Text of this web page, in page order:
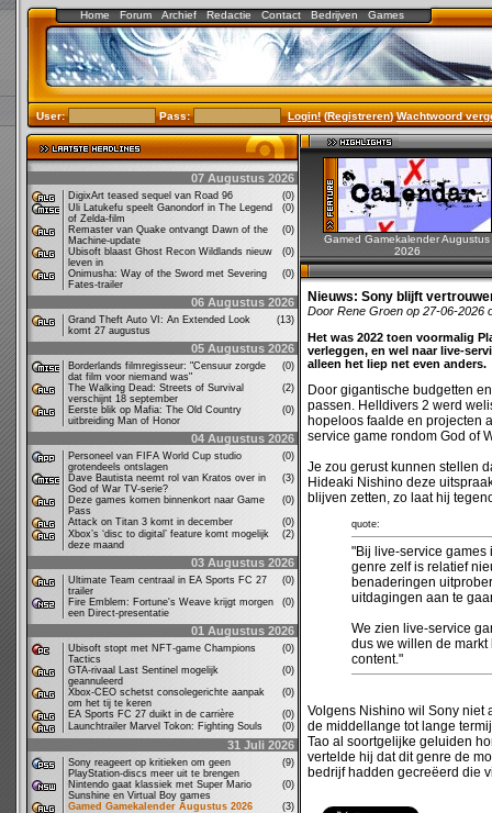
Home Forum Archief Redactie Contact Bedrijven Games
User: Pass: Login!(Registreren)Wachtwoord
07 Augustus 2026
DigixArt teased sequel van Road 96
(0)
Uli Latukefu speelt Ganondorf in The Legend
of Zelda-film
(0)
Remaster van Quake ontvangt Dawn of the
Machine-update
(0)
Ubisoft blaast Ghost Recon Wildlands nieuw
leven in
(0)
Onimusha: Way of the Sword met Severing
Fates-trailer
(0)
06 Augustus 2026
Grand Theft Auto VI: An Extended Look
komt 27 augustus
(13)
05 Augustus 2026
Borderlands filmregisseur: "Censuur zorgde
dat film voor niemand was"
(0)
The Walking Dead: Streets of Survival
verschijnt 18 september
(2)
Eerste blik op Mafia: The Old Country
uitbreiding Man of Honor
(0)
04 Augustus 2026
Personeel van FIFA World Cup studio
grotendeels ontslagen
(0)
Dave Bautista neemt rol van Kratos over in
God of War TV-serie?
(3)
Deze games komen binnenkort naar Game
Pass
(0)
Attack on Titan 3 komt in december
(0)
Xbox’s ‘disc to digital’ feature komt mogelijk
deze maand
(2)
03 Augustus 2026
Ultimate Team centraal in EA Sports FC 27
trailer
(0)
Fire Emblem: Fortune's Weave krijgt morgen
een Direct-presentatie
(0)
01 Augustus 2026
Ubisoft stopt met NFT-game Champions
Tactics
(0)
GTA-rivaal Last Sentinel mogelijk
geannuleerd
(0)
Xbox-CEO schetst consolegerichte aanpak
om het tij te keren
(0)
EA Sports FC 27 duikt in de carrière
(0)
Launchtrailer Marvel Tokon: Fighting Souls
(0)
31 Juli 2026
Sony reageert op kritieken om geen
PlayStation-discs meer uit te brengen
(9)
Nintendo gaat klassiek met Super Mario
Sunshine en Virtual Boy games
(0)
Gamed Gamekalender Augustus 2026
(3)
Gamed Gamekalender Augustus
2026
Nieuws: Sony blijft
Door Rene Groen op 27-06-2026
Het was 2022 toen voormalig
verleggen, en wel naar live-
alleen het liep net even anders.
Door gigantische budgetten
passen. Helldivers 2 werd
hopeloos faalde en projecten
service game rondom God of
Je zou gerust kunnen stellen
Hideaki Nishino deze
blijven zetten, zo laat hij
quote:
"Bij live-service games
genre zelf is relatief
benaderingen
uitdagingen aan te
We zien live-service
dus we willen de
content."
Volgens Nishino wil Sony niet
de middellange tot lange
Tao al soortgelijke geluiden
vertelde hij dat dit genre de
bedrijf hadden gecreëerd die